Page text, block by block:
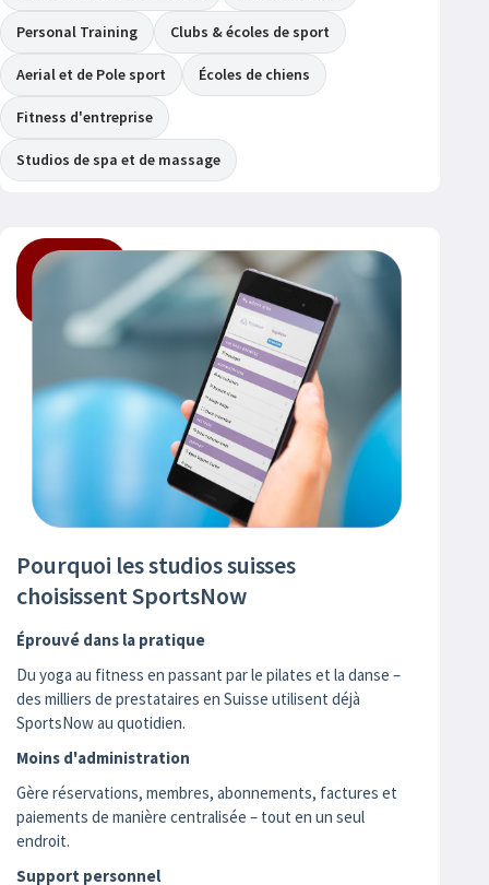
Personal Training Clubs & écoles de sport
Aerial et de Pole sport Écoles de chiens
Fitness d'entreprise
Studios de spa et de massage
Pourquoi les studios suisses
choisissent SportsNow
Éprouvé dans la pratique
Du yoga au fitness en passant par le pilates et la danse –
des milliers de prestataires en Suisse utilisent déjà
SportsNow au quotidien.
Moins d'administration
Gère réservations, membres, abonnements, factures et
paiements de manière centralisée – tout en un seul
endroit.
Support personnel